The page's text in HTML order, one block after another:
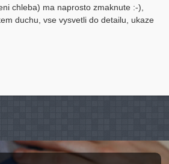
chleba) ma naprosto zmaknute :-),
duchu, vse vysvetli do detailu, ukaze